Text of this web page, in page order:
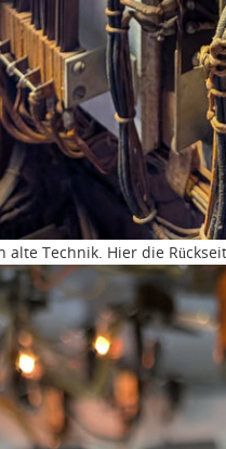
alte Technik. Hier die